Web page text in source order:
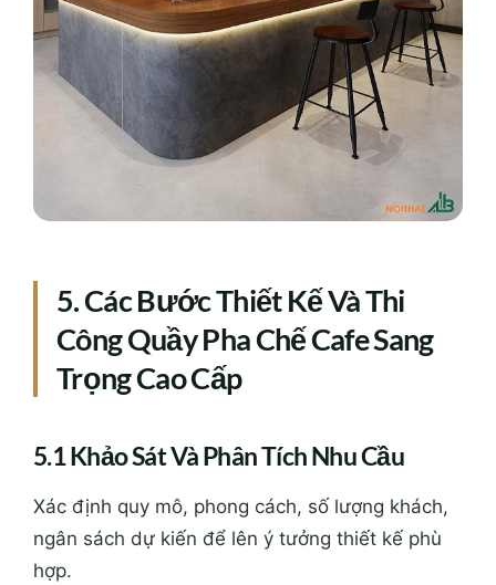
5. Các Bước Thiết Kế Và Thi
Công Quầy Pha Chế Cafe Sang
Trọng Cao Cấp
5.1 Khảo Sát Và Phân Tích Nhu Cầu
Xác định quy mô, phong cách, số lượng khách,
ngân sách dự kiến để lên ý tưởng thiết kế phù
hợp.